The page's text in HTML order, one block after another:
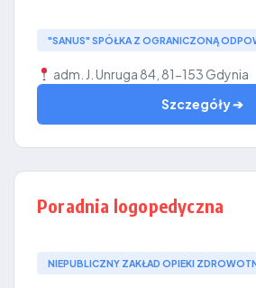
"SANUS" SPÓŁKA Z OGRANICZONĄ
adm. J. Unruga 84, 81-153 Gdynia
Szczegóły ➔
Poradnia logopedyczna
NIEPUBLICZNY ZAKŁAD OPIEKI